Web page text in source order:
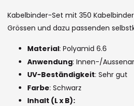
the
gallery
Kabelbinder-Set mit 350
Grössen und dazu passenden
Material: Polyamid 6.6
Anwendung: Innen-/
UV-Beständigkeit: Sehr gut
Farbe: Schwarz
Inhalt (L x B):